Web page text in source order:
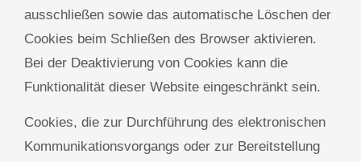
ausschließen sowie das automatische Löschen der
Cookies beim Schließen des Browser aktivieren.
Bei der Deaktivierung von Cookies kann die
Funktionalität dieser Website eingeschränkt sein.
Cookies, die zur Durchführung des elektronischen
Kommunikationsvorgangs oder zur Bereitstellung